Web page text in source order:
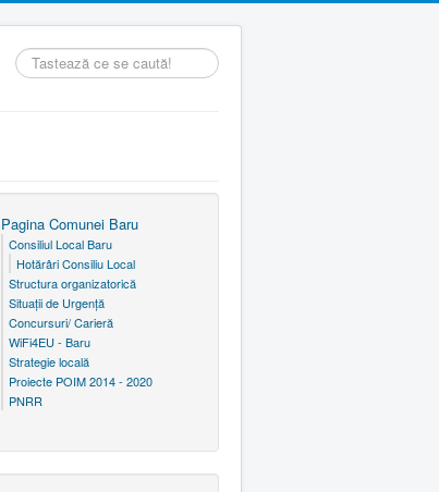
Căutare
...
Pagina Comunei Baru
Consiliul Local Baru
Hotărâri Consiliu Local
Structura organizatorică
Situaţii de Urgenţă
Concursuri/ Carieră
WiFi4EU - Baru
Strategie locală
Proiecte POIM 2014 - 2020
PNRR